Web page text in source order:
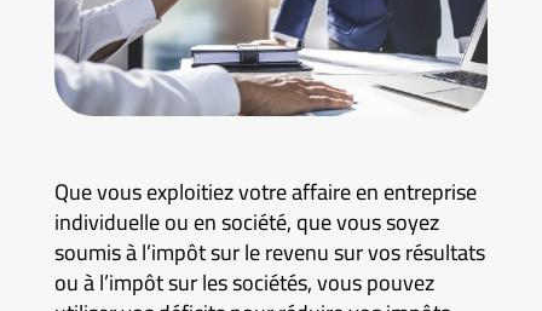
Que vous exploitiez votre affaire en entreprise
individuelle ou en société, que vous soyez
soumis à l’impôt sur le revenu sur vos résultats
ou à l’impôt sur les sociétés, vous pouvez